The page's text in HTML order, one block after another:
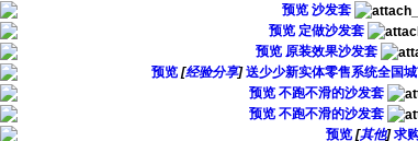
预览 沙发套
预览 定做沙发套
预览 原装效果沙发套
预览 [经验分享] 送少少新实体零售系统全国
预览 不跑不滑的沙发套
预览 不跑不滑的沙发套
预览 [其他] 求